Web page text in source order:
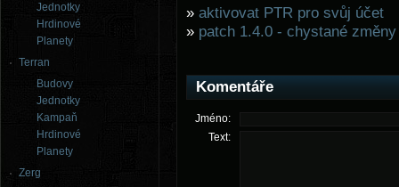
Jednotky
Hrdinové
Planety
Terran
Budovy
Jednotky
Kampaň
Hrdinové
Planety
Zerg
» aktivovat PTR pro svůj účet
» patch 1.4.0 - chystané změny
Komentáře
Jméno:
Text: